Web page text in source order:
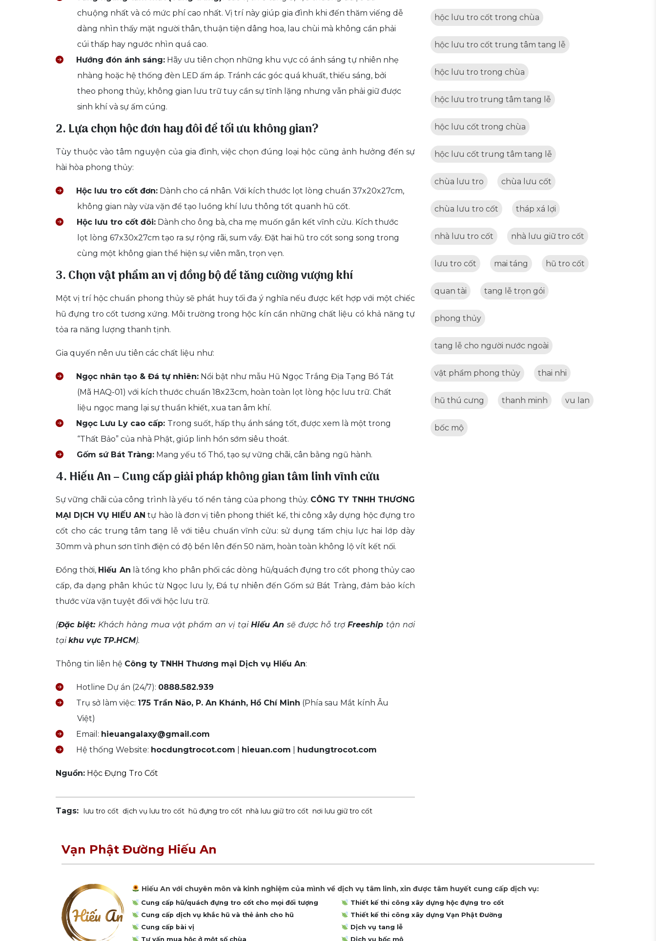
chuộng nhất và có mức phí cao nhất. Vị trí này giúp gia đình khi đến thăm viếng dễ
dàng nhìn thấy mặt người thân, thuận tiện dâng hoa, lau chùi mà không cần phải
cúi thấp hay ngước nhìn quá cao.
Hướng đón ánh sáng: Hãy ưu tiên chọn những khu vực có ánh sáng tự nhiên nhẹ
nhàng hoặc hệ thống đèn LED ấm áp. Tránh các góc quá khuất, thiếu sáng, bởi
theo phong thủy, không gian lưu trữ tuy cần sự tĩnh lặng nhưng vẫn phải giữ được
sinh khí và sự ấm cúng.
2. Lựa chọn hộc đơn hay đôi để tối ưu không gian?
Tùy thuộc vào tâm nguyện của gia đình, việc chọn đúng loại hộc cũng ảnh hưởng đến sự
hài hòa phong thủy:
Hộc lưu tro cốt đơn: Dành cho cá nhân. Với kích thước lọt lòng chuẩn 37x20x27cm,
không gian này vừa vặn để tạo luồng khí lưu thông tốt quanh hũ cốt.
Hộc lưu tro cốt đôi: Dành cho ông bà, cha mẹ muốn gắn kết vĩnh cửu. Kích thước
lọt lòng 67x30x27cm tạo ra sự rộng rãi, sum vầy. Đặt hai hũ tro cốt song song trong
cùng một không gian thể hiện sự viên mãn, trọn vẹn.
3. Chọn vật phẩm an vị đồng bộ để tăng cường vượng khí
Một vị trí hộc chuẩn phong thủy sẽ phát huy tối đa ý nghĩa nếu được kết hợp với một chiếc
hũ đựng tro cốt tương xứng. Môi trường trong hộc kín cần những chất liệu có khả năng tự
tỏa ra năng lượng thanh tịnh.
Gia quyến nên ưu tiên các chất liệu như:
Ngọc nhân tạo & Đá tự nhiên: Nổi bật như mẫu Hũ Ngọc Trắng Địa Tạng Bồ Tát
(Mã HAQ-01) với kích thước chuẩn 18x23cm, hoàn toàn lọt lòng hộc lưu trữ. Chất
liệu ngọc mang lại sự thuần khiết, xua tan âm khí.
Ngọc Lưu Ly cao cấp: Trong suốt, hấp thụ ánh sáng tốt, được xem là một trong
“Thất Bảo” của nhà Phật, giúp linh hồn sớm siêu thoát.
Gốm sứ Bát Tràng: Mang yếu tố Thổ, tạo sự vững chãi, cân bằng ngũ hành.
4. Hiếu An – Cung cấp giải pháp không gian tâm linh vĩnh cửu
Sự vững chãi của công trình là yếu tố nền tảng của phong thủy. CÔNG TY TNHH THƯƠNG
MẠI DỊCH VỤ HIẾU AN tự hào là đơn vị tiên phong thiết kế, thi công xây dựng hộc đựng tro
cốt cho các trung tâm tang lễ với tiêu chuẩn vĩnh cửu: sử dụng tấm chịu lực hai lớp dày
30mm và phun sơn tĩnh điện có độ bền lên đến 50 năm, hoàn toàn không lộ vít kết nối.
Đồng thời, Hiếu An là tổng kho phân phối các dòng hũ/quách đựng tro cốt phong thủy cao
cấp, đa dạng phân khúc từ Ngọc lưu ly, Đá tự nhiên đến Gốm sứ Bát Tràng, đảm bảo kích
thước vừa vặn tuyệt đối với hộc lưu trữ.
(Đặc biệt:Khách hàng mua vật phẩm an vị tại Hiếu An sẽ được hỗ trợFreeship tận nơi
tạikhu vực TP.HCM).
Thông tin liên hệ Công ty TNHH Thương mại Dịch vụ Hiếu An:
Hotline Dự án (24/7): 0888.582.939
Trụ sở làm việc: 175 Trần Não, P. An Khánh, Hồ Chí Minh (Phía sau Mắt kính Âu
Việt)
Email: hieuangalaxy@gmail.com
Hệ thống Website: hocdungtrocot.com hieuan.com hudungtrocot.com
Nguồn: Hộc Đựng Tro Cốt
Tags: lưu tro cốt dịch vụ lưu tro cốt hũ đựng tro cốt nhà lưu giữ tro cốt nơi lưu giữ tro cốt
hộc lưu tro cốt trong chùa
hộc lưu tro cốt trung tâm tang lễ
hộc lưu tro trong chùa
hộc lưu tro trung tâm tang lễ
hộc lưu cốt trong chùa
hộc lưu cốt trung tâm tang lễ
chùa lưu tro chùa lưu cốt
chùa lưu tro cốt tháp xá lợi
nhà lưu tro cốt nhà lưu giữ tro cốt
lưu tro cốt mai táng hũ tro cốt
quan tài tang lễ trọn gói
phong thủy
tang lễ cho người nước ngoài
vật phẩm phong thủy thai nhi
hũ thú cưng thanh minh vu lan
bốc mộ
Vạn Phật Đường Hiếu An
Hiếu An với chuyên môn và kinh nghiệm của mình về dịch vụ tâm linh, xin được tâm huyết cung cấp dịch vụ:
Cung cấp hũ/quách đựng tro cốt cho mọi đối tượng
Cung cấp dịch vụ khắc hũ và thẻ ảnh cho hũ
Cung cấp bài vị
Tư vấn mua hộc ở một số chùa
Thiết kế thi công xây dựng hộc đựng tro cốt
Thiết kế thi công xây dựng Vạn Phật Đường
Dịch vụ tang lễ
Dịch vụ bốc mộ